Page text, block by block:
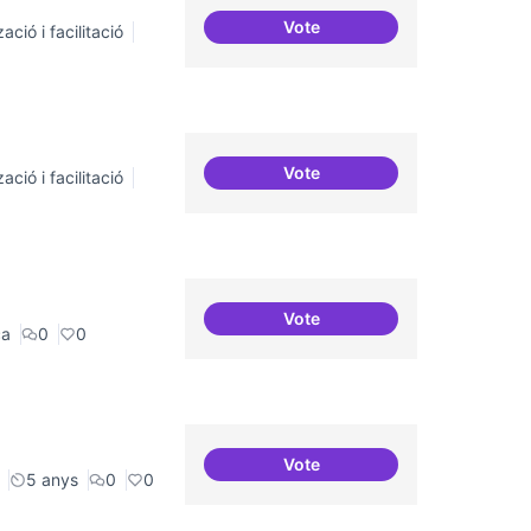
i facilitació
VoteSuport a projectes digitals i
i facilitació
VoteProtocol de rebuda de
0 0
VoteEspai on fer masterclass
5 anys 0 0
VotePresència internacional